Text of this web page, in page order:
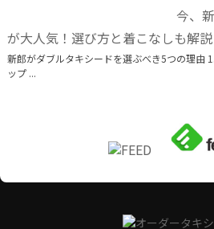
今、
が大人気！選び方と着こなしも解説
新郎がダブルタキシードを選ぶべき5つの理由
ップ ...